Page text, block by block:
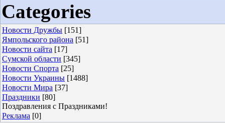
Categories
Новости Дружбы [151]
Ямпольского района [51]
Новости сайта [17]
Сумской области [345]
Новости Спорта [25]
Новости Украины [1488]
Новости Мира [37]
Праздники [80]
Поздравления с Праздниками!
Реклама [0]